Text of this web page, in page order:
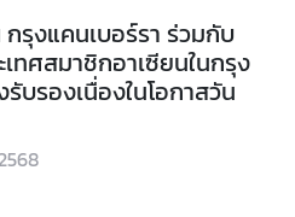
รุงแคนเบอร์รา ร่วมกับ
ทศสมาชิกอาเซียนในกรุง
บรองเนื่องในโอกาสวัน